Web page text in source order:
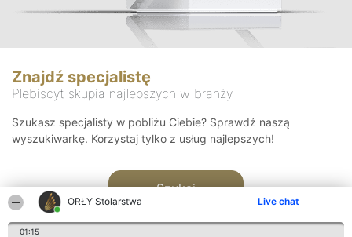
ORŁY Stolarstwa Live chat
01:15
Znajdź specjalistę
Plebiscyt skupia najlepszych w branży
Szukasz specjalisty w pobliżu Ciebie? Sprawdź naszą
wyszukiwarkę. Korzystaj tylko z usług najlepszych!
Szukaj